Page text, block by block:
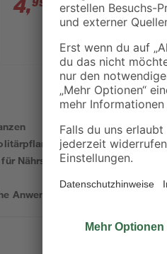
4, 5,49 €
Nährstoffe im Boden
Anwendung